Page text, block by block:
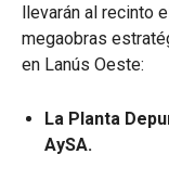
llevarán al recinto
megaobras
en Lanús Oeste:
La Planta
AySA.